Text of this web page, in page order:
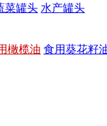
菜罐头 水产罐头
橄榄油 食用葵花籽